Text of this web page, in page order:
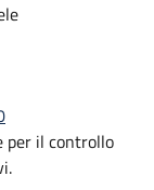
per il controllo